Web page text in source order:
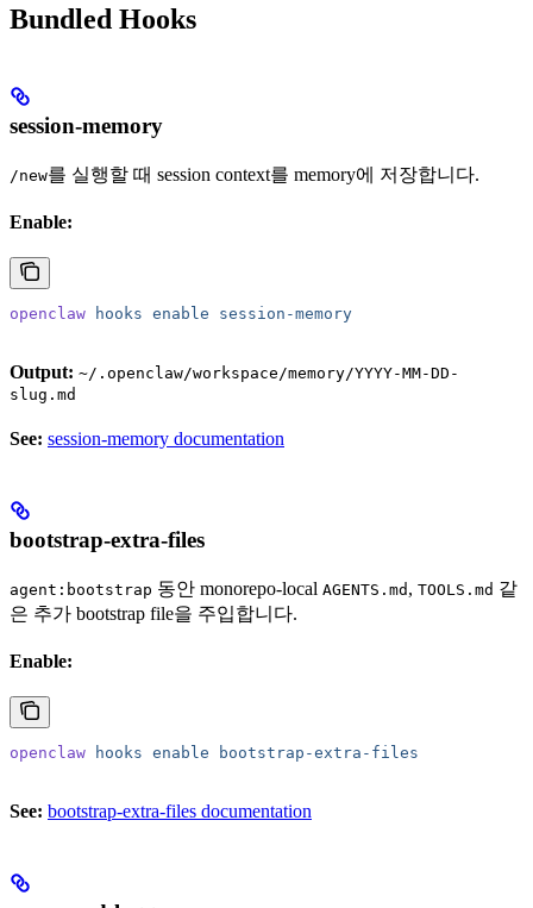
Bundled Hooks
session-memory
/new를 실행할 때 session context를 memory에 저장합니다.
Enable:
openclaw hooks enable session-memory
Output: ~/.openclaw/workspace/memory/YYYY-MM-DD-
slug.md
See: session-memory documentation
bootstrap-extra-files
agent:bootstrap 동안 monorepo-local AGENTS.md , TOOLS.md 같
은 추가 bootstrap file을 주입합니다.
Enable:
openclaw hooks enable bootstrap-extra-files
See: bootstrap-extra-files documentation